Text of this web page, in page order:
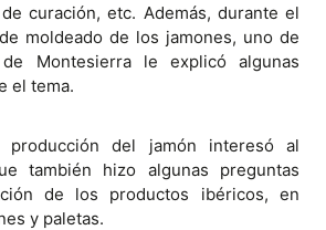
curación, etc. Además, durante el
moldeado de los jamones, uno de
Montesierra le explicó algunas
el tema.
del jamón interesó al
también hizo algunas preguntas
de los productos ibéricos, en
y paletas.